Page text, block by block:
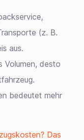
(z. B.
aus.
Volumen, desto
bedeutet mehr
Das